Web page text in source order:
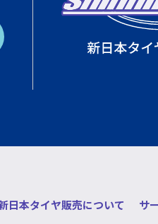
日本タイヤ販売について サ